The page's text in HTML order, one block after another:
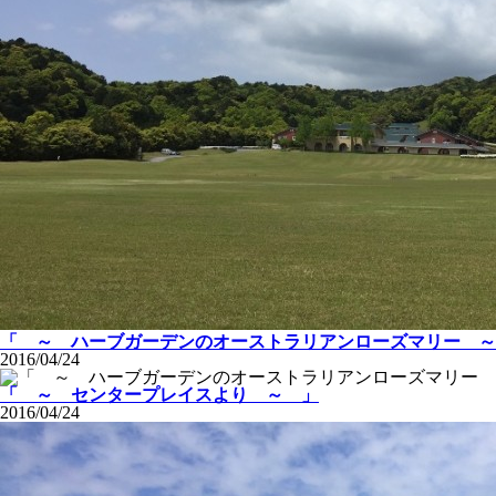
「 ～ ハーブガーデンのオーストラリアンローズマリー
2016/04/24
「 ～ センタープレイスより ～ 」
2016/04/24